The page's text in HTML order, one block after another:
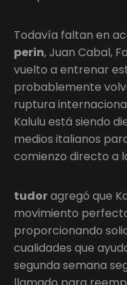
Todavía faltan en
perin, Juan Cabal,
vuelto a entrenar
probablemente
ruptura
Kalulu está siendo
medios italianos
comienzo directo a
tudoragregó que
movimiento
proporcionando
cualidades que
segunda semana